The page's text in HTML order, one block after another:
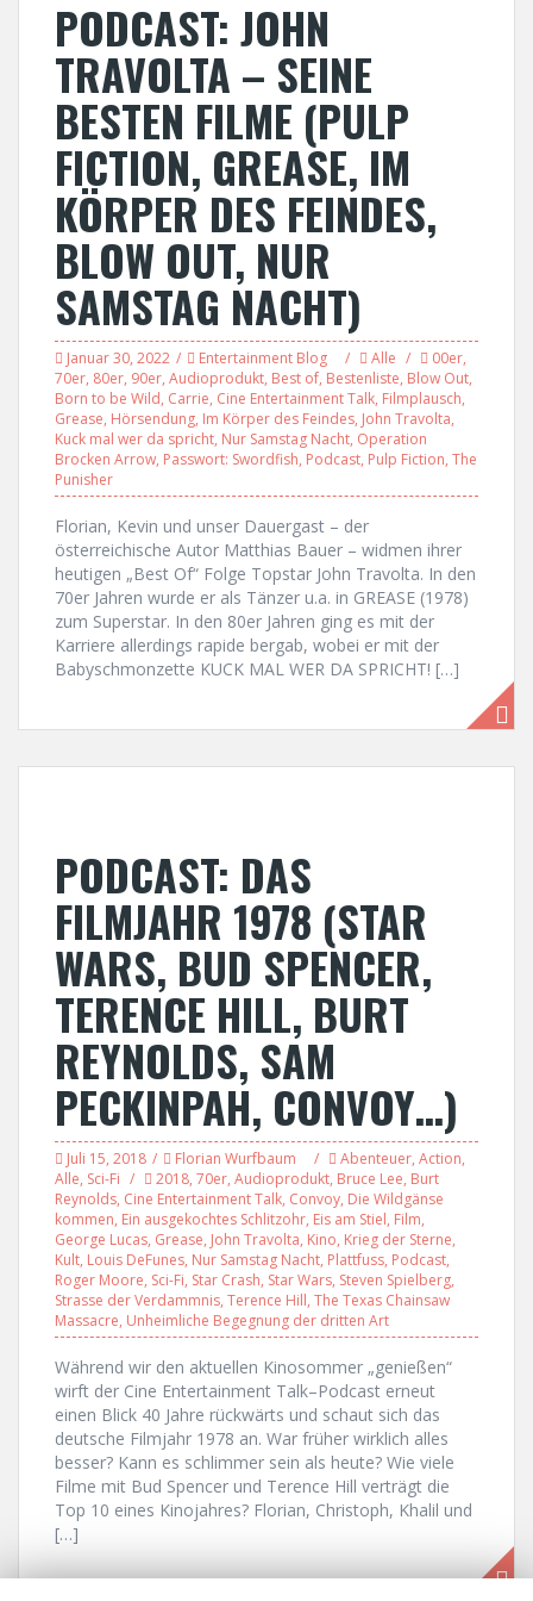
PODCAST: JOHN
TRAVOLTA – SEINE
BESTEN FILME (PULP
FICTION, GREASE, IM
KÖRPER DES FEINDES,
BLOW OUT, NUR
SAMSTAG NACHT)
Januar 30, 2022 Entertainment Blog Alle 00er,
70er, 80er, 90er, Audioprodukt, Best of, Bestenliste, Blow Out,
Born to be Wild, Carrie, Cine Entertainment Talk, Filmplausch,
Grease, Hörsendung, Im Körper des Feindes, John Travolta,
Kuck mal wer da spricht, Nur Samstag Nacht, Operation
Brocken Arrow, Passwort: Swordfish, Podcast, Pulp Fiction, The
Punisher
Florian, Kevin und unser Dauergast – der
österreichische Autor Matthias Bauer – widmen ihrer
heutigen „Best Of“ Folge Topstar John Travolta. In den
70er Jahren wurde er als Tänzer u.a. in GREASE (1978)
zum Superstar. In den 80er Jahren ging es mit der
Karriere allerdings rapide bergab, wobei er mit der
Babyschmonzette KUCK MAL WER DA SPRICHT! […]
PODCAST: DAS
FILMJAHR 1978 (STAR
WARS, BUD SPENCER,
TERENCE HILL, BURT
REYNOLDS, SAM
PECKINPAH, CONVOY…)
Juli 15, 2018 Florian Wurfbaum Abenteuer, Action,
Alle, Sci-Fi 2018, 70er, Audioprodukt, Bruce Lee, Burt
Reynolds, Cine Entertainment Talk, Convoy, Die Wildgänse
kommen, Ein ausgekochtes Schlitzohr, Eis am Stiel, Film,
George Lucas, Grease, John Travolta, Kino, Krieg der Sterne,
Kult, Louis DeFunes, Nur Samstag Nacht, Plattfuss, Podcast,
Roger Moore, Sci-Fi, Star Crash, Star Wars, Steven Spielberg,
Strasse der Verdammnis, Terence Hill, The Texas Chainsaw
Massacre, Unheimliche Begegnung der dritten Art
Während wir den aktuellen Kinosommer „genießen“
wirft der Cine Entertainment Talk–Podcast erneut
einen Blick 40 Jahre rückwärts und schaut sich das
deutsche Filmjahr 1978 an. War früher wirklich alles
besser? Kann es schlimmer sein als heute? Wie viele
Filme mit Bud Spencer und Terence Hill verträgt die
Top 10 eines Kinojahres? Florian, Christoph, Khalil und
[…]